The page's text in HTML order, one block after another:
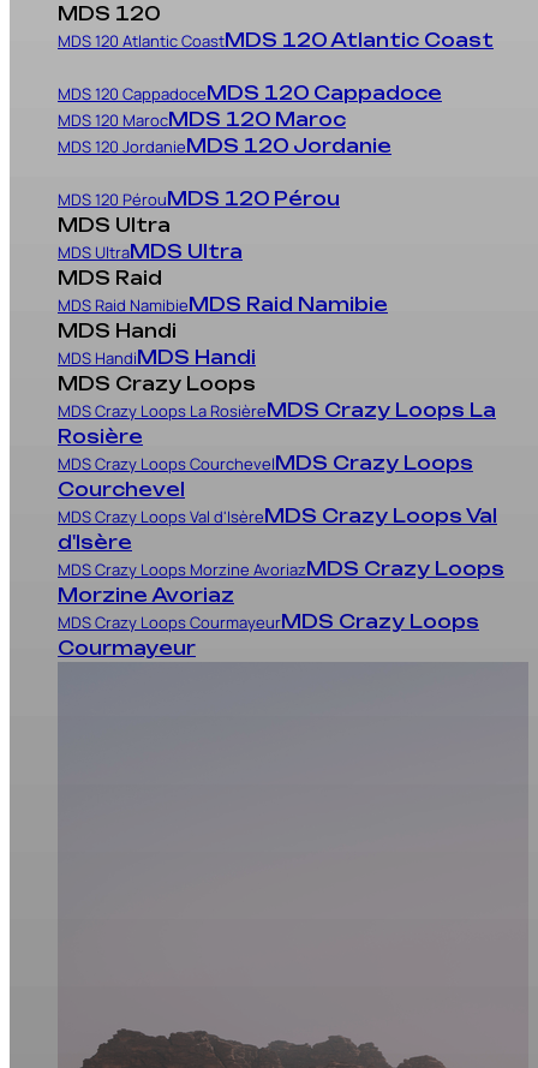
MDS 120
MDS 120 Atlantic CoastMDS 120 Atlantic Coast
MDS 120 CappadoceMDS 120 Cappadoce
MDS 120 MarocMDS 120 Maroc
MDS 120 JordanieMDS 120 Jordanie
MDS 120 PérouMDS 120 Pérou
MDS Ultra
MDS UltraMDS Ultra
MDS Raid
MDS Raid NamibieMDS Raid Namibie
MDS Handi
MDS HandiMDS Handi
MDS Crazy Loops
MDS Crazy Loops La RosièreMDS Crazy Loops La
Rosière
MDS Crazy Loops CourchevelMDS Crazy Loops
Courchevel
MDS Crazy Loops Val d'IsèreMDS Crazy Loops Val
d'Isère
MDS Crazy Loops Morzine AvoriazMDS Crazy Loops
Morzine Avoriaz
MDS Crazy Loops CourmayeurMDS Crazy Loops
Courmayeur